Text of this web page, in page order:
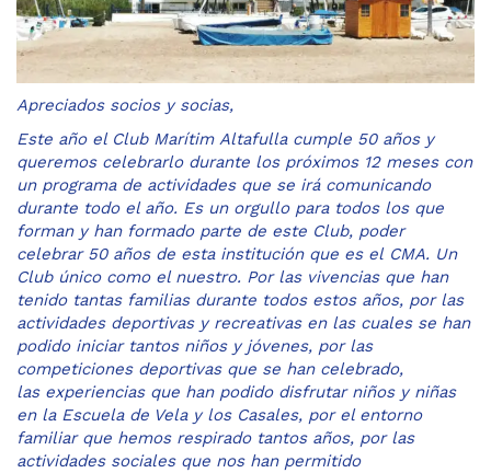
Apreciados socios y socias,
Este año el Club Marítim Altafulla cumple 50 años y
queremos celebrarlo durante los próximos 12 meses con
un programa de actividades que se irá comunicando
durante todo el año. Es un orgullo para todos los que
forman y han formado parte de este Club, poder
celebrar 50 años de esta institución que es el CMA. Un
Club único como el nuestro. Por las vivencias que han
tenido tantas familias durante todos estos años, por las
actividades deportivas y recreativas en las cuales se han
podido iniciar tantos niños y jóvenes, por las
competiciones deportivas que se han celebrado,
las experiencias que han podido disfrutar niños y niñas
en la Escuela de Vela y los Casales, por el entorno
familiar que hemos respirado tantos años, por las
actividades sociales que nos han permitido